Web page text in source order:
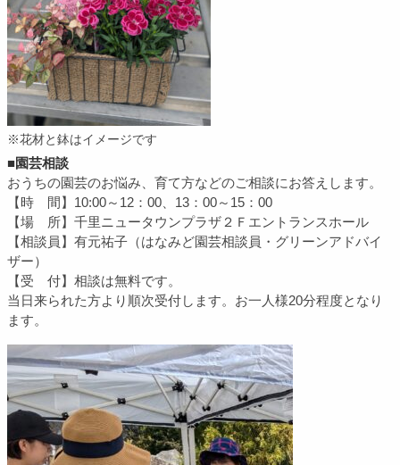
※花材と鉢はイメージです
■園芸相談
おうちの園芸のお悩み、育て方などのご相談にお答えします。
【時 間】10:00～12：00、13：00～15：00
【場 所】千里ニュータウンプラザ２Ｆエントランスホール
【相談員】有元祐子（はなみど園芸相談員・グリーンアドバイ
ザー）
【受 付】相談は無料です。
当日来られた方より順次受付します。お一人様20分程度となり
ます。